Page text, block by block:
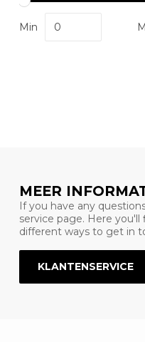
Min
MEER
If you have any
service page. Here
different ways to get in
KLANTENSERVICE